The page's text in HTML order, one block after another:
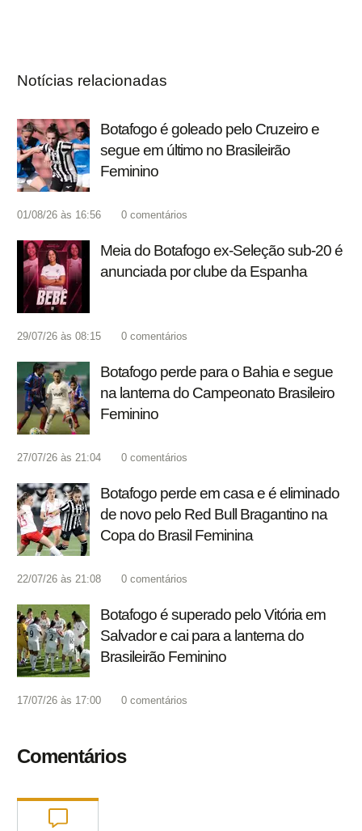
Notícias relacionadas
Botafogo é goleado pelo Cruzeiro e
segue em último no Brasileirão
Feminino
01/08/26 às 16:56 0 comentários
Meia do Botafogo ex-Seleção sub-20 é
anunciada por clube da Espanha
29/07/26 às 08:15 0 comentários
Botafogo perde para o Bahia e segue
na lanterna do Campeonato Brasileiro
Feminino
27/07/26 às 21:04 0 comentários
Botafogo perde em casa e é eliminado
de novo pelo Red Bull Bragantino na
Copa do Brasil Feminina
22/07/26 às 21:08 0 comentários
Botafogo é superado pelo Vitória em
Salvador e cai para a lanterna do
Brasileirão Feminino
17/07/26 às 17:00 0 comentários
Comentários